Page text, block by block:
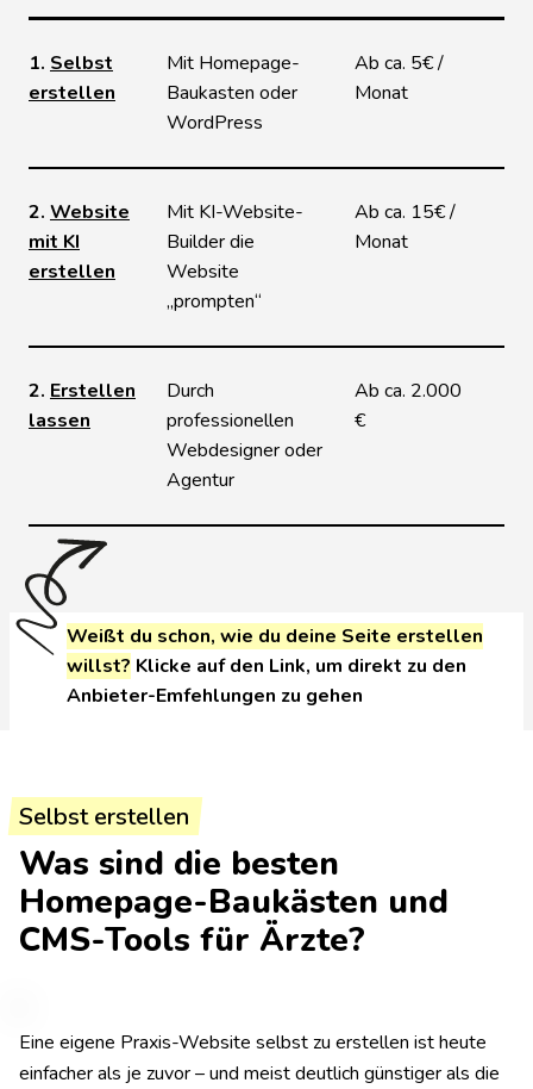
1. Selbst
erstellen
Mit Homepage-
Baukasten oder
WordPress
Ab ca. 5€ /
Monat
2. Website
mit KI
erstellen
Mit KI-Website-
Builder die
Website
„prompten“
Ab ca. 15€ /
Monat
2. Erstellen
lassen
Durch
professionellen
Webdesigner oder
Agentur
Ab ca. 2.000
€
Weißt du schon, wie du deine Seite erstellen
willst? Klicke auf den Link, um direkt zu den
Anbieter-Emfehlungen zu gehen
Selbst erstellen
Was sind die besten
Homepage-Baukästen und
CMS-Tools für Ärzte?
Eine eigene Praxis-Website selbst zu erstellen ist heute
einfacher als je zuvor – und meist deutlich günstiger als die